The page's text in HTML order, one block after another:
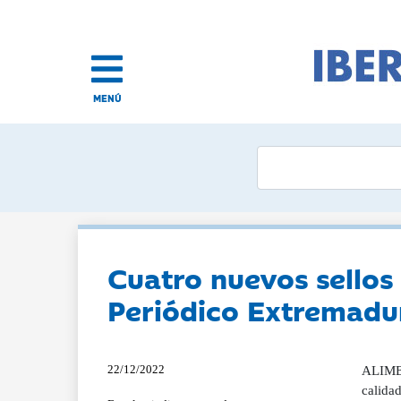
MENÚ
Cuatro nuevos
Periódico
22/12/2022